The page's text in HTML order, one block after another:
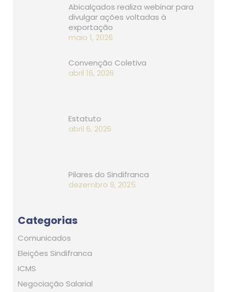
Abicalçados realiza webinar para
divulgar ações voltadas à
exportação
maio 1, 2026
Convenção Coletiva
abril 16, 2026
Estatuto
abril 6, 2026
Pilares do Sindifranca
dezembro 9, 2025
Categorias
Comunicados
Eleições Sindifranca
ICMS
Negociação Salarial